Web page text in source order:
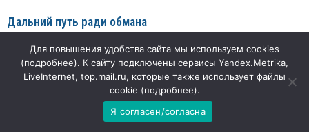
Дальний путь ради обмана
Аферисты не ограничились переводом средств: они
убедили женщину лично доставить наличные в столицу.
Она купила билет, прилетела в Москву и встретилась с
курьером. Финальным штрихом стала отработанная
деталь: незнакомец произнёс заранее оговорённое
Для повышения удобства сайта мы используем cookies
(подробнее). К сайту подключены сервисы Yandex.Metrika,
LiveInternet, top.mail.ru, которые также использует файлы
cookie (подробнее).
Я согласен/согласна